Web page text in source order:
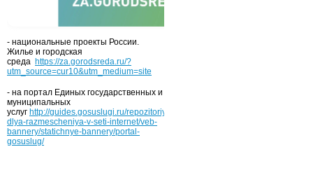
- национальные проекты России.
Жилье и городская
среда https://za.gorodsreda.ru/?
utm_source=cur10&utm_medium=site
- на портал Единых государственных и
муниципальных
услуг http://guides.gosuslugi.ru/repozitoriy/materialy-
dlya-razmescheniya-v-seti-internet/veb-
bannery/statichnye-bannery/portal-
gosuslug/